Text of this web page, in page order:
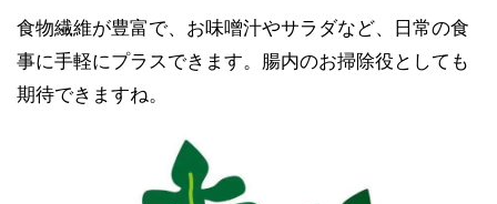
食物繊維が豊富で、お味噌汁やサラダなど、日常の食
事に手軽にプラスできます。腸内のお掃除役としても
期待できますね。